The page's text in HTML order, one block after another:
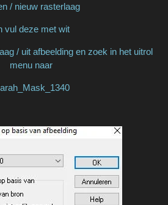
/ nieuw rasterlaag
vul deze met wit
/ uit afbeelding en zoek in het uitrol
menu naar